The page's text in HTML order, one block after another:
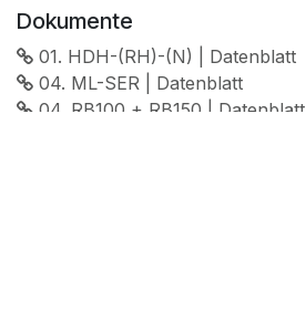
Dokumente
01. HDH-(RH)-(N) | Datenblatt
04. ML-SER | Datenblatt
04. RB100 + RB150 | Datenblatt